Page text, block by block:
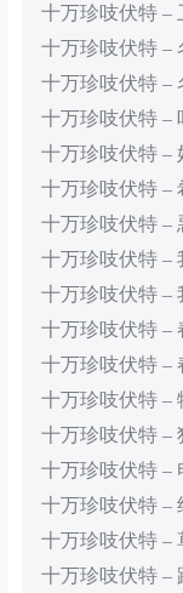
十万珍吱伏特 –
十万珍吱伏特 –
十万珍吱伏特 –
十万珍吱伏特 –
十万珍吱伏特 –
十万珍吱伏特 –
十万珍吱伏特 –
十万珍吱伏特 –
十万珍吱伏特 –
十万珍吱伏特 –
十万珍吱伏特 –
十万珍吱伏特 –
十万珍吱伏特 –
十万珍吱伏特 –
十万珍吱伏特 –
十万珍吱伏特 –
十万珍吱伏特 –